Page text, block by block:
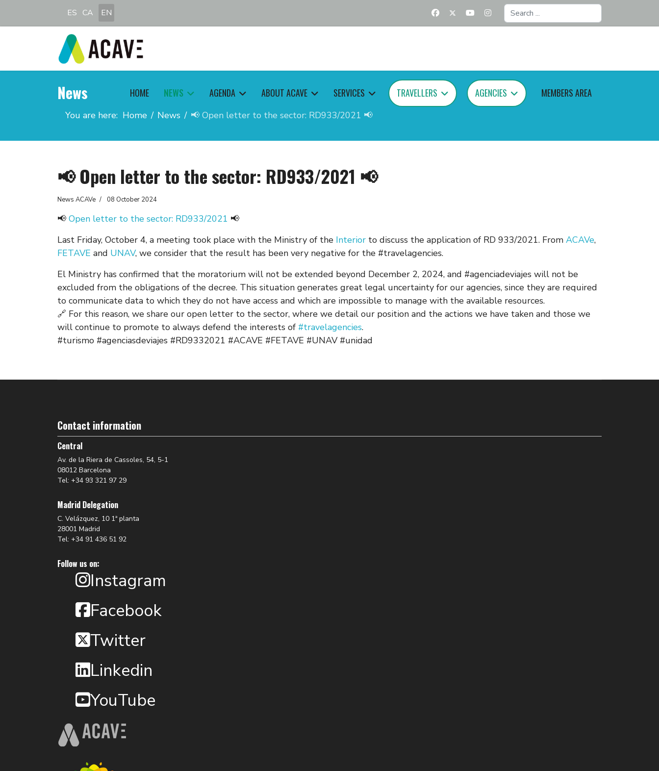
Select your language
ES CA EN
...
HOME NEWS AGENDA ABOUT ACAVE SERVICES TRAVELLERS AGENCIES MEMBERS AREA
News
You are here: Home News 📢 Open letter to the sector: RD933/2021 📢
📢 Open letter to the sector: RD933/2021 📢
News ACAVe 08 October 2024
📢 Open letter to the sector: RD933/2021 📢
Last Friday, October 4, a meeting took place with the Ministry of the Interior to discuss the application of RD 933/2021. From ACAVe,
FETAVE and UNAV, we consider that the result has been very negative for the #travelagencies.
El Ministry has confirmed that the moratorium will not be extended beyond December 2, 2024, and #agenciadeviajes will not be
excluded from the obligations of the decree. This situation generates great legal uncertainty for our agencies, since they are required
to communicate data to which they do not have access and which are impossible to manage with the available resources.
🔗 For this reason, we share our open letter to the sector, where we detail our position and the actions we have taken and those we
will continue to promote to always defend the interests of #travelagencies.
#turismo #agenciasdeviajes #RD9332021 #ACAVE #FETAVE #UNAV #unidad
Contact information
Central
Av. de la Riera de Cassoles, 54, 5-1
08012 Barcelona
Tel: +34 93 321 97 29
Madrid Delegation
C. Velázquez, 10 1ª planta
28001 Madrid
Tel: +34 91 436 51 92
Follow us on:
Instagram
Facebook
Twitter
Linkedin
YouTube